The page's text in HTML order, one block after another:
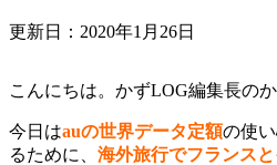
更新日： 2020年1月26日
こんにちは。かずLOG編集長のか
今日はauの世界データ定額の使
るために、 海外旅行でフランス